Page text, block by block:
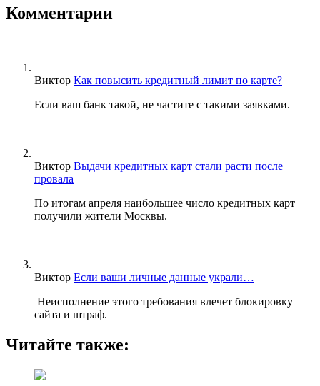
Комментарии
Виктор Как повысить кредитный лимит по карте?
Если ваш банк такой, не частите с такими заявками.
Виктор Выдачи кредитных карт стали расти после
провала
По итогам апреля наибольшее число кредитных карт
получили жители Москвы.
Виктор Если ваши личные данные украли…
Неисполнение этого требования влечет блокировку
сайта и штраф.
Читайте также: